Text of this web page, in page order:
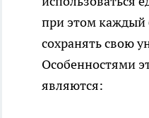
при этом каждый
сохранять свою
Особенностями
являются: